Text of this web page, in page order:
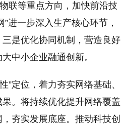
联等重点方向，加快前沿技
进一步深入生产核心环节，
是优化协同机制，营造良好
中小企业融通创新。
”定位，着力夯实网络基础、
。将持续优化提升网络覆盖
夯实发展底座。推动科技创